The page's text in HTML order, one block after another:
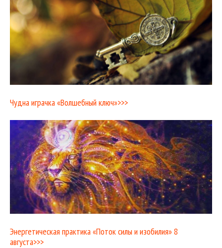
Чудна играчка «Волшебный ключ»>>>
Энергетическая практика «Поток силы и изобилия» 8
августа>>>